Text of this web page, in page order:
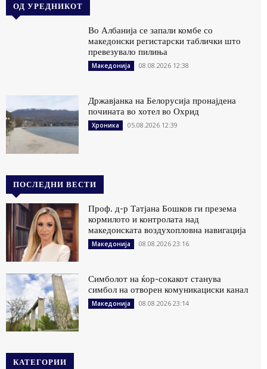
ОД УРЕДНИКОТ
Во Албанија се запали комбе со
македонски регистарски таблички што
превезувало пилиња
Македонија 08.08.2026 12:38
Државјанка на Белорусија пронајдена
почината во хотел во Охрид
Хроника 05.08.2026 12:39
ПОСЛЕДНИ ВЕСТИ
Проф. д-р Татјана Бошков ги презема
кормилото и контролата над
македонската воздухопловна навигација
Македонија 08.08.2026 23:16
Симболот на ќор-сокакот станува
симбол на отворен комуникациски канал
Македонија 08.08.2026 23:14
КАТЕГОРИИ